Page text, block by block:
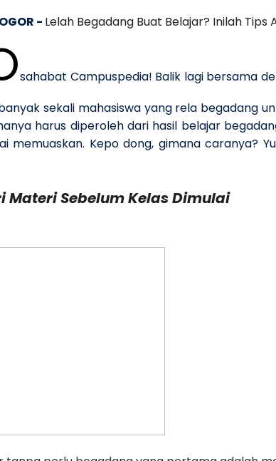
- Lelah Begadang Buat Belajar? Inilah
sahabat Campuspedia! Balik lagi bersama
sekali mahasiswa yang rela begadang
harus diperoleh dari hasil belajar
memuaskan. Kepo dong, gimana caranya?
Materi Sebelum Kelas Dimulai